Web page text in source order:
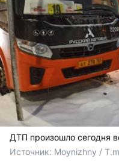
ДТП произошло сегодня
Источник: Moynizhny /